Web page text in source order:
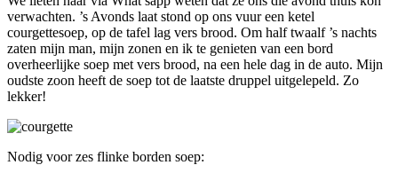
verwachten. ’s Avonds laat stond op ons vuur een ketel
courgettesoep, op de tafel lag vers brood. Om half twaalf ’s nachts
zaten mijn man, mijn zonen en ik te genieten van een bord
overheerlijke soep met vers brood, na een hele dag in de auto. Mijn
oudste zoon heeft de soep tot de laatste druppel uitgelepeld. Zo
lekker!
Nodig voor zes flinke borden soep: